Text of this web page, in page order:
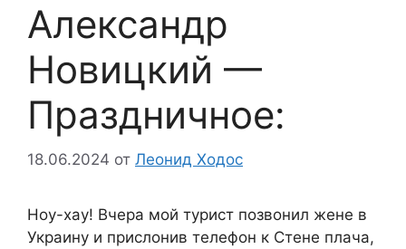
Александр
Новицкий —
Праздничное:
18.06.2024 от Леонид Ходос
Ноу-хау! Вчера мой турист позвонил жене в
Украину и прислонив телефон к Стене плача,